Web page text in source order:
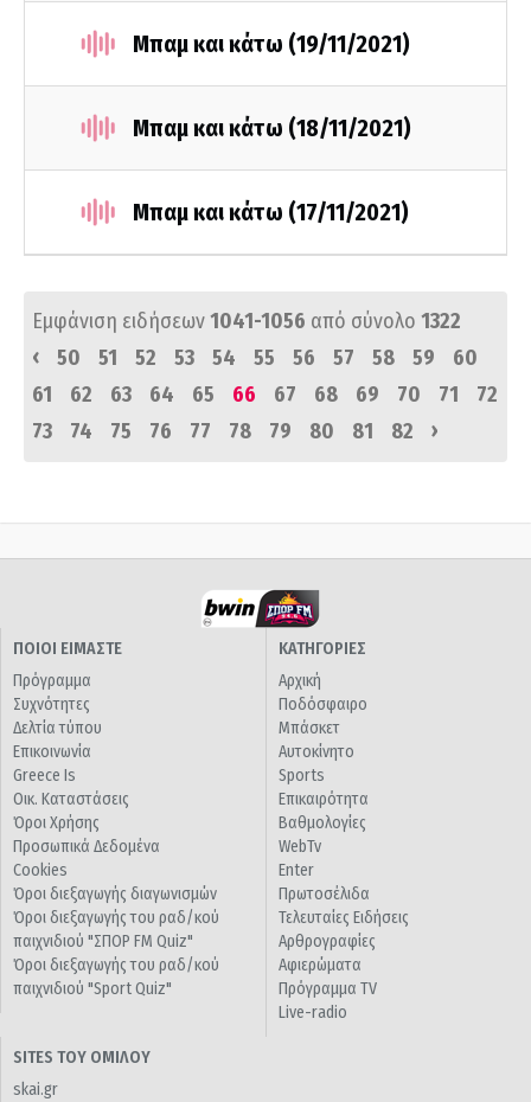
Μπαμ και κάτω (19/11/2021)
Μπαμ και κάτω (18/11/2021)
Μπαμ και κάτω (17/11/2021)
Εμφάνιση ειδήσεων1041-1056 από σύνολο 1322
‹
50 51 52 53 54 55 56 57 58 59
60
61
62 63 64 65 66 67 68 69 70 71
72
73
74 75 76 77 78 79 80 81 82 ›
ΠΟΙΟΙ ΕΙΜΑΣΤΕ
Πρόγραμμα
Συχνότητες
Δελτία τύπου
Επικοινωνία
Greece Is
Οικ. Καταστάσεις
Όροι Χρήσης
Προσωπικά Δεδομένα
Cookies
Όροι διεξαγωγής διαγωνισμών
Όροι διεξαγωγής του ραδ/κού
παιχνιδιού "ΣΠΟΡ FM Quiz"
Όροι διεξαγωγής του ραδ/κού
παιχνιδιού "Sport Quiz"
ΚΑΤΗΓΟΡΙΕΣ
Αρχική
Ποδόσφαιρο
Μπάσκετ
Αυτοκίνητο
Sports
Επικαιρότητα
Βαθμολογίες
WebTv
Enter
Πρωτοσέλιδα
Τελευταίες Ειδήσεις
Αρθρογραφίες
Αφιερώματα
Πρόγραμμα TV
Live-radio
SITES ΤΟΥ ΟΜΙΛΟΥ
skai.gr